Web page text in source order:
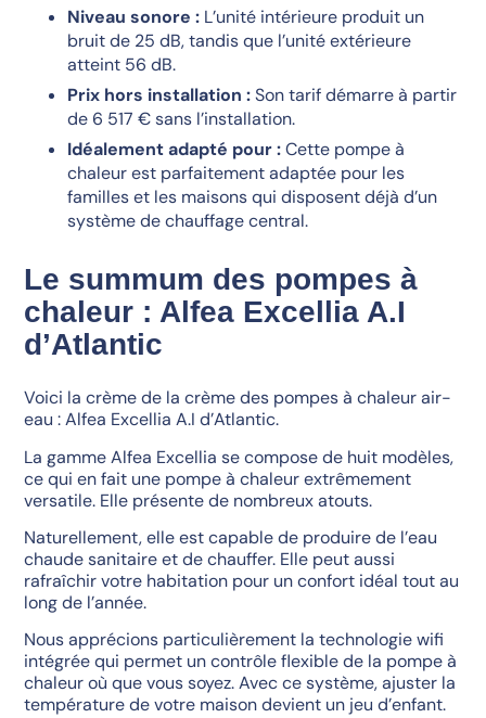
Niveau sonore : L’unité intérieure produit un
bruit de 25 dB, tandis que l’unité extérieure
atteint 56 dB.
Prix hors installation :Son tarif démarre à partir
de 6 517 € sans l’installation.
Idéalement adapté pour :Cette pompe à
chaleur est parfaitement adaptée pour les
familles et les maisons qui disposent déjà d’un
système de chauffage central.
Le summum des pompes à
chaleur : Alfea Excellia A.I
d’Atlantic
Voici la crème de la crème des pompes à chaleur air-
eau : Alfea Excellia A.I d’Atlantic.
La gamme Alfea Excellia se compose de huit modèles,
ce qui en fait une pompe à chaleur extrêmement
versatile. Elle présente de nombreux atouts.
Naturellement, elle est capable de produire de l’eau
chaude sanitaire et de chauffer. Elle peut aussi
rafraîchir votre habitation pour un confort idéal tout au
long de l’année.
Nous apprécions particulièrement la technologie wifi
intégrée qui permet un contrôle flexible de la pompe à
chaleur où que vous soyez. Avec ce système, ajuster la
température de votre maison devient un jeu d’enfant.